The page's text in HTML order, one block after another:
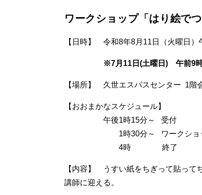
ワークショップ「はり絵で
【日時】 令和8年8月11日（火曜日）
※7月11日(土曜日) 午前9
【場所】 久世エスパスセンター 1階
【おおまかなスケジュール】
午後1時15分～ 受付
1時30分～ ワークショッ
4時 終了
【内容】 うすい紙をちぎって貼って
講師に迎える。